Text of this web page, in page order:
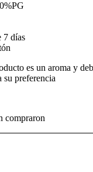
7 días
es un aroma y
su preferencia
compraron